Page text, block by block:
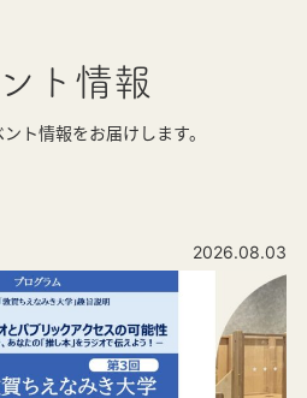
ト情報
ト情報をお届けします。
2026.08.03